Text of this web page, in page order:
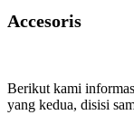
Accesoris
Berikut kami
yang kedua, disisi